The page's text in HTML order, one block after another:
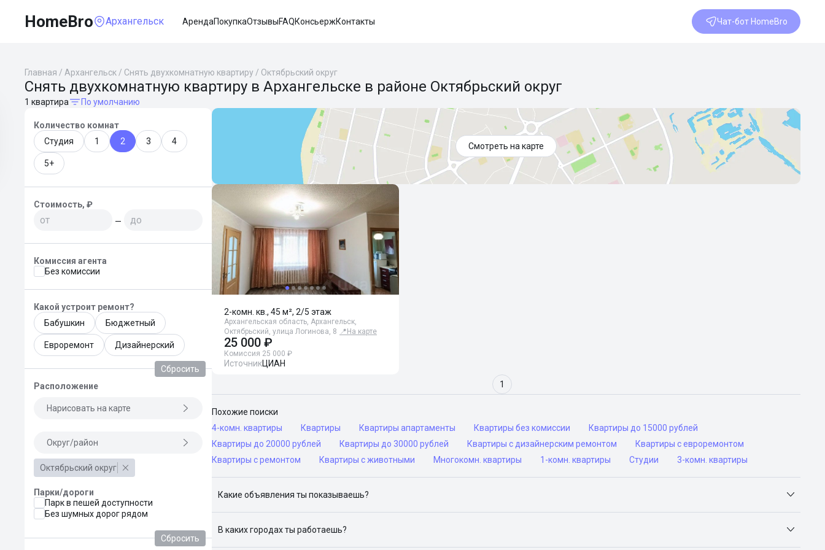
HomeBro Архангельск АрендаПокупкаОтзывыFAQКонсьержКонтакты Чат-бот HomeBro
Главная / Архангельск / Снять двухкомнатную квартиру / Октябрьский округ
Снять двухкомнатную квартиру в Архангельске в районе Октябрьский округ
1 квартира По умолчанию
Количество комнат
Студия
1 2 3 4
5+
Стоимость, ₽
—
Комиссия агента
Без комиссии
Какой устроит ремонт?
Бабушкин
Бюджетный
Евроремонт Дизайнерский
Сбросить
Расположение
Нарисовать на карте
Округ/район
Октябрьский округ
Парки/дороги
Парк в пешей доступности
Без шумных дорог рядом
Сбросить
Смотреть на карте
2-комн. кв., 45 м², 2/5 этаж
Архангельская область, Архангельск,
Октябрьский, улица Логинова, 8 📍 На карте
25 000 ₽
Комиссия 25 000 ₽
ИсточникЦИАН
1
Похожие поиски
4-комн. квартиры
Квартиры Квартиры апартаменты Квартиры без комиссии
Квартиры до 15000 рублей
Квартиры до 20000 рублей
Квартиры до 30000 рублей Квартиры с дизайнерским ремонтом
Квартиры с евроремонтом
Квартиры с ремонтом
Квартиры с животными Многокомн. квартиры 1-комн. квартиры Студии 3-комн. квартиры
Какие объявления ты показываешь?
В каких городах ты работаешь?